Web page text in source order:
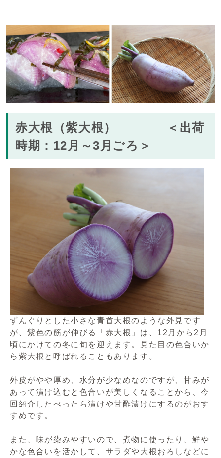
赤大根（紫大根） ＜出荷
時期：12月～3月ごろ＞
ずんぐりとした小さな青首大根のような外見です
が、紫色の筋が伸びる「赤大根」は、12月から2月
頃にかけての冬に旬を迎えます。見た目の色合いか
ら紫大根と呼ばれることもあります。
外皮がやや厚め、水分が少なめなのですが、甘みが
あって漬け込むと色合いが美しくなることから、今
回紹介したべったら漬けや甘酢漬けにするのがおす
すめです。
また、味が染みやすいので、煮物に使ったり、鮮や
かな色合いを活かして、サラダや大根おろしなどに